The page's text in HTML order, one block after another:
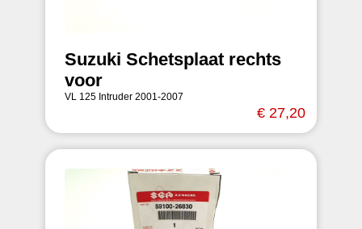
Suzuki Schetsplaat rechts
voor
VL 125 Intruder 2001-2007
€ 27,20